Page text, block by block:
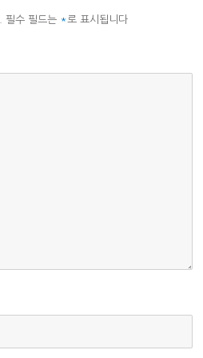
필수 필드는 *로 표시됩니다